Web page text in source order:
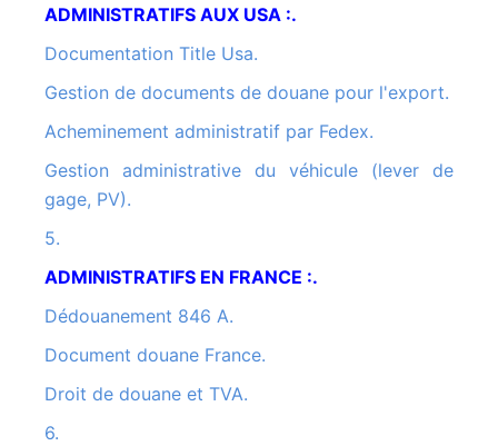
ADMINISTRATIFS AUX USA :.
Documentation Title Usa.
Gestion de documents de douane pour l'export.
Acheminement administratif par Fedex.
Gestion administrative du véhicule (lever de
gage, PV).
5.
ADMINISTRATIFS EN FRANCE :.
Dédouanement 846 A.
Document douane France.
Droit de douane et TVA.
6.